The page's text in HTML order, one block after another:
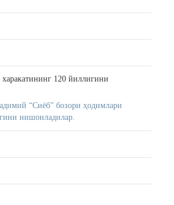
120 йиллигини
“Сиёб” бозори ҳодимлари
нишонладилар.